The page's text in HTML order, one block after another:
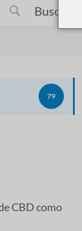
79
CBD como